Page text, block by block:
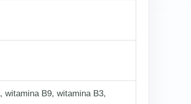
witamina B9, witamina B3,